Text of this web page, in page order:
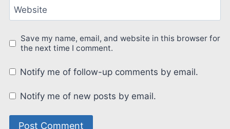
Website
Save my name, email, and website in this browser for
the next time I comment.
Notify me of follow-up comments by email.
Notify me of new posts by email.